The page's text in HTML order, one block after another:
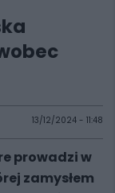
13/12/2024 - 11:48
prowadzi w
zamysłem